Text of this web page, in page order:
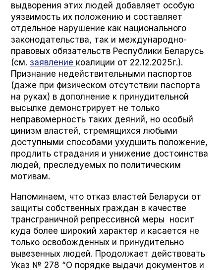
выдворения этих людей добавляет особую
уязвимость их положению и составляет
отдельное нарушение как национального
законодательства, так и международно-
правовых обязательств Республики Беларусь
(см. заявление коалиции от 22.12.2025г.).
Признание недействительными паспортов
(даже при физическом отсутствии паспорта
на руках) в дополнение к принудительной
высылке демонстрирует не только
неправомерность таких деяний, но особый
цинизм властей, стремящихся любыми
доступными способами ухудшить положение,
продлить страдания и унижение достоинства
людей, преследуемых по политическим
мотивам.
Напоминаем, что отказ властей Беларуси от
защиты собственных граждан в качестве
трансграничной репрессивной меры носит
куда более широкий характер и касается не
только освобожденных и принудительно
вывезенных людей. Продолжает действовать
Указ № 278 “О порядке выдачи документов и